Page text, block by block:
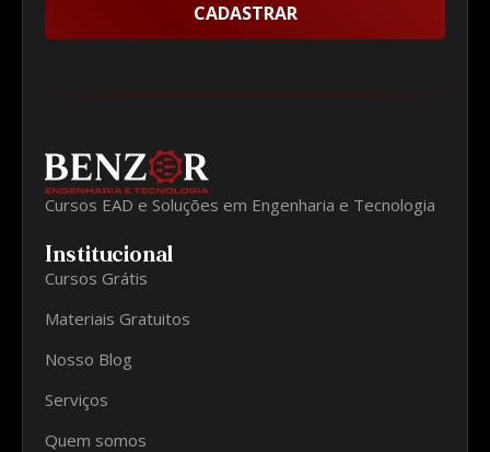
CADASTRAR
Cursos EAD e Soluções em Engenharia e Tecnologia
Institucional
Cursos Grátis
Materiais Gratuitos
Nosso Blog
Serviços
Quem somos